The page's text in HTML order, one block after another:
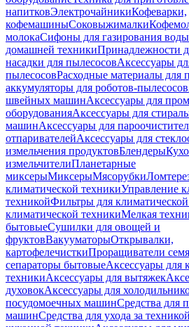
напитковЭлектрочайникиКофеварки,
кофемашиныСоковыжималки
молокаСифоны для газирования воды
домашней техникиПринадлежности
насадки для пылесосовАксессуары
пылесосовРасходные материалы для
аккумуляторы для роботов-пылесосов
швейных машинАксессуары для
оборудованияАксессуары для
машинАксессуары для
отпаривателейАксессуары для
измельчения продуктовБлендеры
измельчителиПланетарные
миксерыМиксерыМясорубки
климатической техникиУправление
техникойФильтры для
климатической техникиМелкая
бытовыеСушилки для овощей и
фруктовВакууматорыОткрывалки,
картофелечисткиПроращиватели
сепараторы бытовыеАксессуары для
техникиАксессуары для вытяжек
духовокАксессуары для
посудомоечных машинСредства для
машинСредства для ухода за техникой